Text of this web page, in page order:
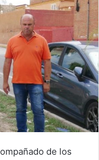
de los